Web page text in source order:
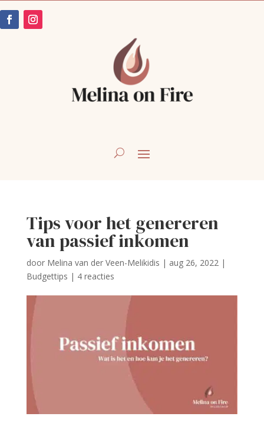
Tips voor het genereren
van passief inkomen
door Melina van der Veen-Melikidis | aug 26, 2022|
Budgettips | 4 reacties